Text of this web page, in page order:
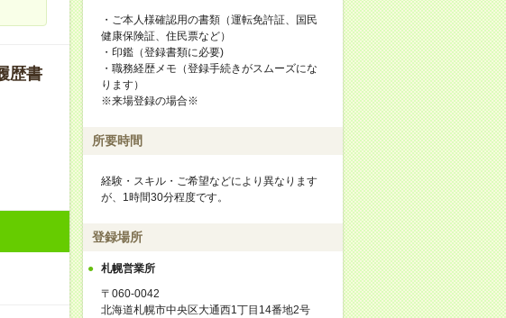
歴書
・ご本人様確認用の書類（運転免許証、国民
健康保険証、住民票など）
・印鑑（登録書類に必要)
・職務経歴メモ（登録手続きがスムーズにな
ります）
※来場登録の場合※
所要時間
経験・スキル・ご希望などにより異なります
が、1時間30分程度です。
登録場所
札幌営業所
〒060-0042
北海道札幌市中央区大通西1丁目14番地2号